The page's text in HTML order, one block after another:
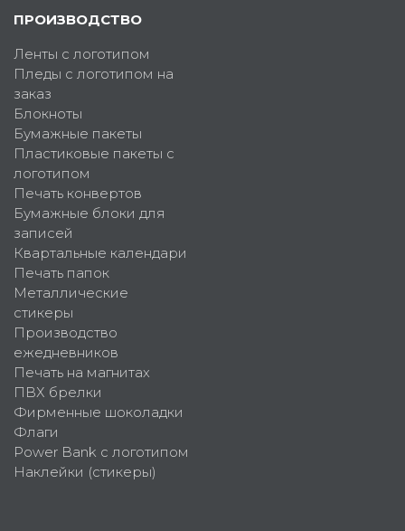
ПРОИЗВОДСТВО
Ленты с логотипом
Пледы с логотипом на
заказ
Блокноты
Бумажные пакеты
Пластиковые пакеты с
логотипом
Печать конвертов
Бумажные блоки для
записей
Квартальные календари
Печать папок
Металлические
стикеры
Производство
ежедневников
Печать на магнитах
ПВХ брелки
Фирменные шоколадки
Флаги
Power Bank с логотипом
Наклейки (стикеры)